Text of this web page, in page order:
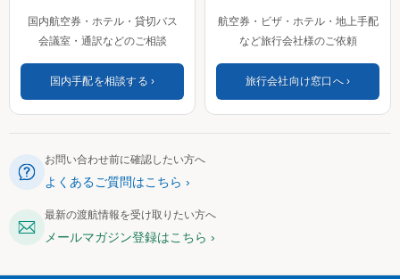
国内航空券・ホテル・貸切バス
会議室・通訳などのご相談
国内手配を相談する
航空券・ビザ・ホテル・地上手配
など旅行会社様のご依頼
旅行会社向け窓口へ
お問い合わせ前に確認したい方へ
よくあるご質問はこちら
最新の渡航情報を受け取りたい方へ
メールマガジン登録はこちら